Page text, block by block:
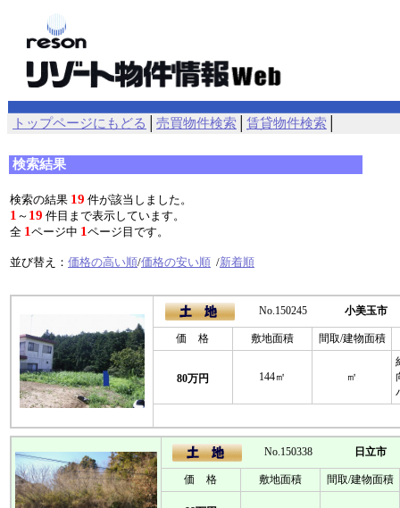
トップページにもどる 売買物件検索 賃貸物件検索
検索結果
検索の結果 19 件が該当しました。
1 ～ 19 件目まで表示しています。
全 1 ページ中 1 ページ目です。
並び替え： 価格の高い順/価格の安い順 /新着順
No.150245 小美玉市
価 格 敷地面積 間取/建物面積
80万円 144㎡ ㎡
No.150338 日立市
価 格 敷地面積 間取/建物面積